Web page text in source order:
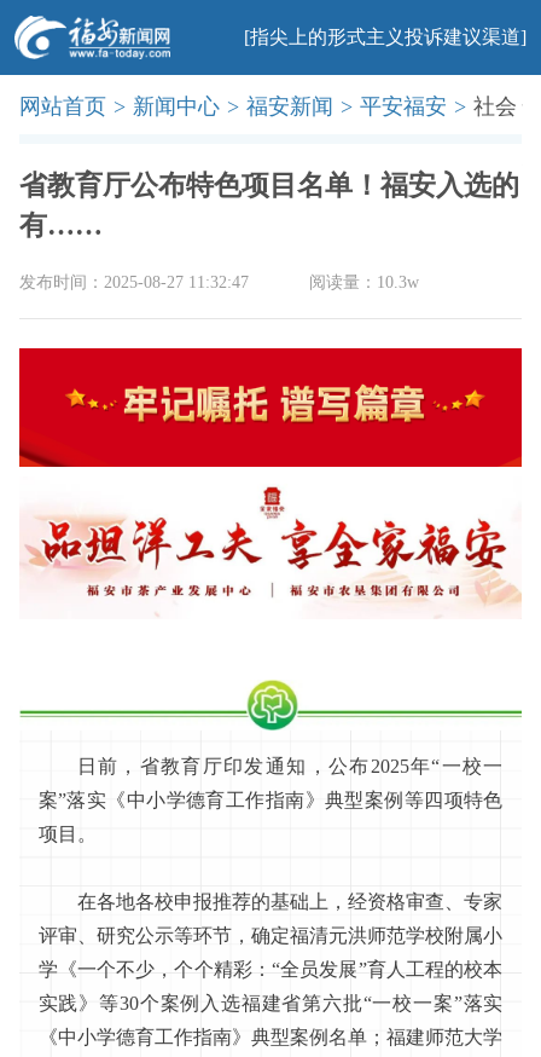
[指尖上的形式主义投诉建议渠道]
首页 新闻 社会 民生 法治 产业
教育
网站首页 > 新闻中心 > 福安新闻 > 平安福安 > 社会
省教育厅公布特色项目名单！福安入选的
有……
阅读量：10.3w
发布时间：2025-08-27 11:32:47
日前，省教育厅印发通知，公布2025年“一校一
案”落实《中小学德育工作指南》典型案例等四项特色
项目。
在各地各校申报推荐的基础上，经资格审查、专家
评审、研究公示等环节，确定福清元洪师范学校附属小
学《一个不少，个个精彩：“全员发展”育人工程的校本
实践》等30个案例入选福建省第六批“一校一案”落实
《中小学德育工作指南》典型案例名单；福建师范大学